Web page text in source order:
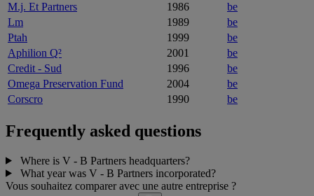
M.j. Et Partners
1986
be
Lm
1989
be
Ptah
1999
be
Aphilion Q²
2001
be
Credit - Sud
1996
be
Omega Preservation Fund
2004
be
Corscro
1990 be
Frequently asked questions
Where is V - B Partners headquarters?
What year was V - B Partners incorporated?
Vous souhaitez comparer avec une autre entreprise ?